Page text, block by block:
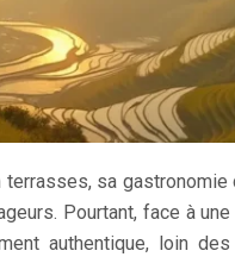
sa
Pourtant, face à
authentique, loin